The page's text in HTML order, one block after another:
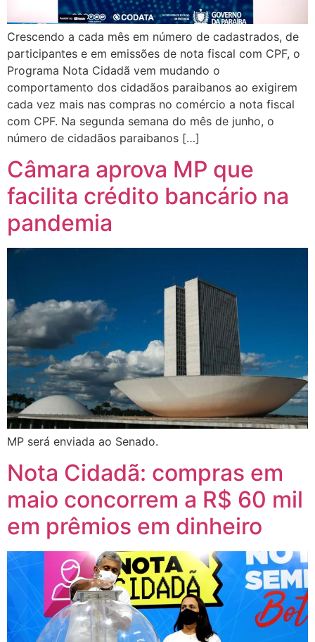
Crescendo a cada mês em número de cadastrados, de
participantes e em emissões de nota fiscal com CPF, o
Programa Nota Cidadã vem mudando o
comportamento dos cidadãos paraibanos ao exigirem
cada vez mais nas compras no comércio a nota fiscal
com CPF. Na segunda semana do mês de junho, o
número de cidadãos paraibanos […]
Câmara aprova MP que
facilita crédito bancário na
pandemia
MP será enviada ao Senado.
Nota Cidadã: compras em
maio concorrem a R$ 60 mil
em prêmios em dinheiro